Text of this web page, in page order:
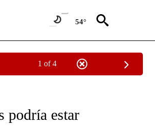
54°
1 of 4
ON "NOTICIAS - CNN".
podría estar